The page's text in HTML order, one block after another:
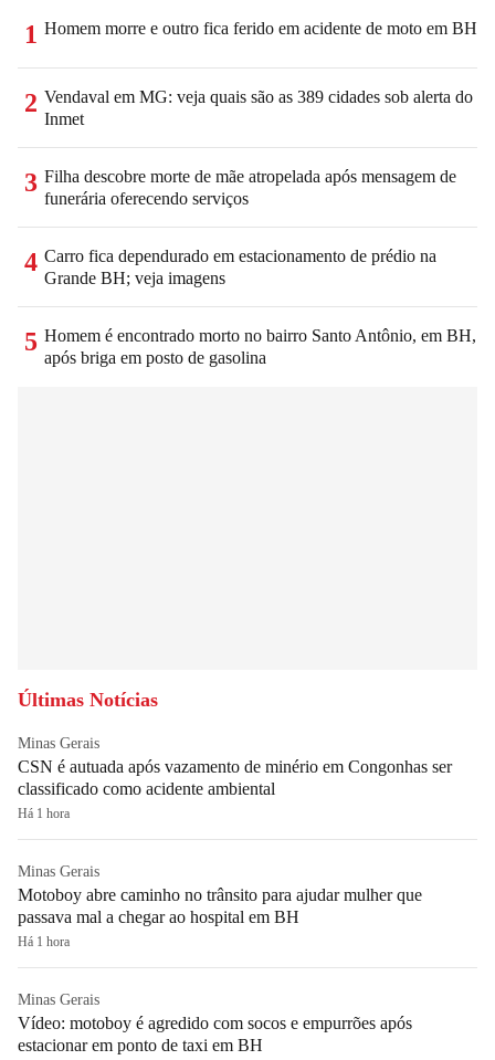
1 Homem morre e outro fica ferido em acidente de moto em BH
2 Vendaval em MG: veja quais são as 389 cidades sob alerta do
Inmet
3 Filha descobre morte de mãe atropelada após mensagem de
funerária oferecendo serviços
4 Carro fica dependurado em estacionamento de prédio na
Grande BH; veja imagens
5 Homem é encontrado morto no bairro Santo Antônio, em BH,
após briga em posto de gasolina
Últimas Notícias
Minas Gerais
CSN é autuada após vazamento de minério em Congonhas ser
classificado como acidente ambiental
Há 1 hora
Minas Gerais
Motoboy abre caminho no trânsito para ajudar mulher que
passava mal a chegar ao hospital em BH
Há 1 hora
Minas Gerais
Vídeo: motoboy é agredido com socos e empurrões após
estacionar em ponto de taxi em BH